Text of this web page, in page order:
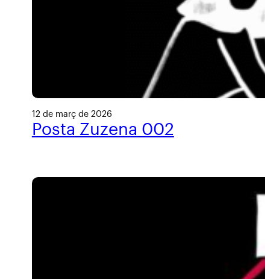
12 de març de 2026
Posta Zuzena 002